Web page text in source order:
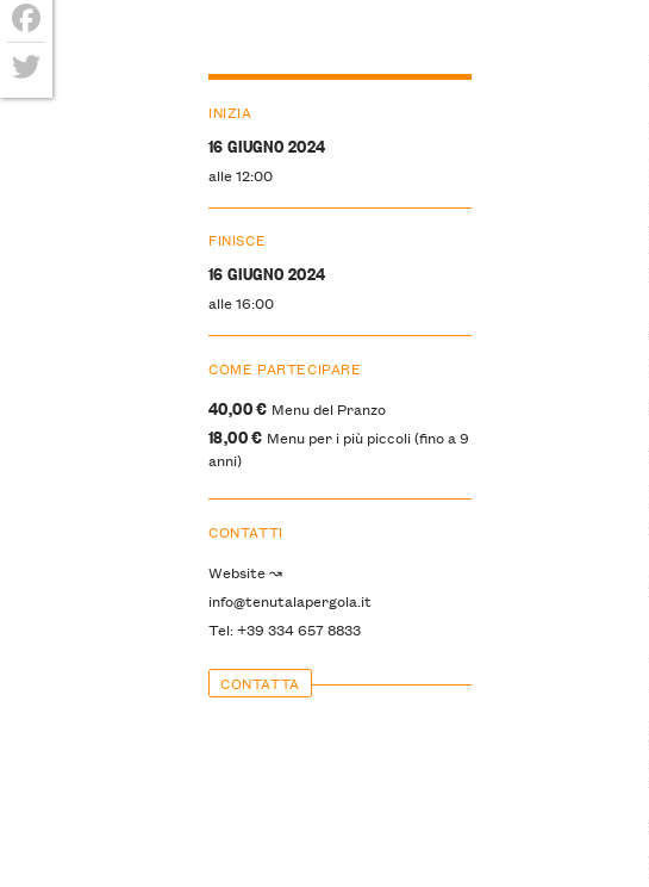
INIZIA
16 GIUGNO 2024
alle 12:00
FINISCE
16 GIUGNO 2024
alle 16:00
COME PARTECIPARE
40,00 € Menu del Pranzo
18,00 € Menu per i più piccoli (fino a 9
anni)
CONTATTI
Website ↝
info@tenutalapergola.it
Tel: +39 334 657 8833
CONTATTA
Facebook
Twitter